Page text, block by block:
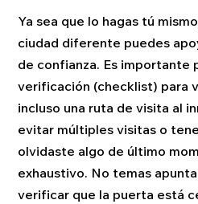
Ya sea que lo hagas tú
ciudad diferente puedes
de confianza. Es importante
verificación (checklist) para
incluso una ruta de visita al
evitar múltiples visitas o
olvidaste algo de último
exhaustivo. No temas
verificar que la puerta está